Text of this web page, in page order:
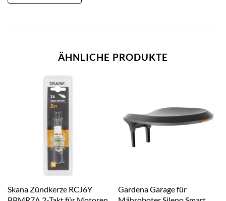
ÄHNLICHE PRODUKTE
Skana Zündkerze RCJ6Y
Gardena Garage für